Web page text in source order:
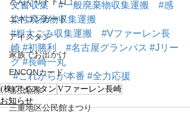
エネコンカード
アイスタン
家族でお出かけ
ENCONカード
害虫駆除
三重地区公民館まつり
文書収集
#一般廃棄物収集運搬
#感
染性廃棄物収集運搬
#粗大ごみ収集運搬
#Vファーレン長
崎 #初勝利 #名古屋グランパス #Jリー
グ #長崎一丸
#これからが本番 #全力応援
(株)アイスタン Vファーレン長崎
お知らせ